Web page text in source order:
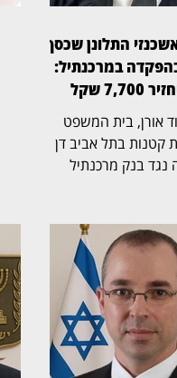
התלונן שכסף
במרכנתיל:
שקל
מאת: דוד אורן, בית המשפט
קטנות בתל אביב דן
נגד בנק מרכנתיל
(בצילום) נדרש לברר
התובע, נלקחו
מחשבונו 7,700 שקל לאחר
שהפקיד 16,200 שקל במכשיר
בדיוק התרחש בזמן
התובע, ליאור
בעל עסק בתחום